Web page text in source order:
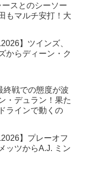
スとのシーソー
もマルチ安打！大
】ツインズ、
からディーン・ク
終戦での態度が波
・デュラン！果た
ラインで動くの
】プレーオフ
ッツからA.J. ミン